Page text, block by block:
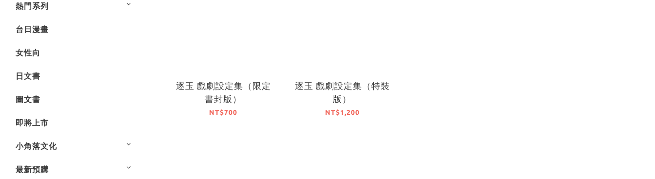
熱門系列
台日漫畫
女性向
日文書
圖文書
即將上市
小角落文化
最新預購
逐玉 戲劇設定集（限定
書封版）
NT$700
逐玉 戲劇設定集（特裝
版）
NT$1,200